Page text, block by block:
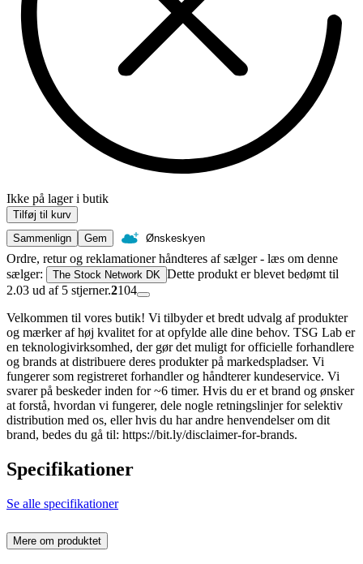
Ikke på lager i butik
Tilføj til kurv
Sammenlign
Gem Ønskeskyen
Ordre, retur og reklamationer håndteres af sælger - læs om denne
sælger:
The Stock Network DK Dette produkt er blevet bedømt til
2.03 ud af 5 stjerner.2104
Velkommen til vores butik! Vi tilbyder et bredt udvalg af produkter
og mærker af høj kvalitet for at opfylde alle dine behov. TSG Lab er
en teknologivirksomhed, der gør det muligt for officielle forhandlere
og brands at distribuere deres produkter på markedspladser. Vi
fungerer som registreret forhandler og håndterer kundeservice. Vi
svarer på beskeder inden for ~6 timer. Hvis du er et brand og ønsker
at forstå, hvordan vi fungerer, dele nogle retningslinjer for selektiv
distribution med os, eller hvis du har andre henvendelser om dit
brand, bedes du gå til: https://bit.ly/disclaimer-for-brands.
Specifikationer
Se alle specifikationer
Mere om produktet